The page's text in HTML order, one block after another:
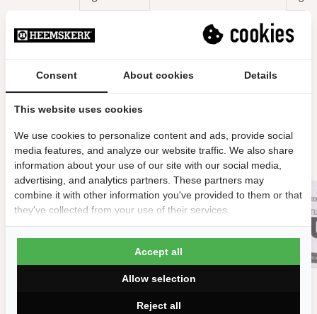
Consent About cookies Details
This website uses cookies
We use cookies to personalize content and ads, provide social
media features, and analyze our website traffic. We also share
information about your use of our site with our social media,
advertising, and analytics partners. These partners may
combine it with other information you've provided to them or that
they've collected from your use of their services.
Reject all
Allow selection
Accept all